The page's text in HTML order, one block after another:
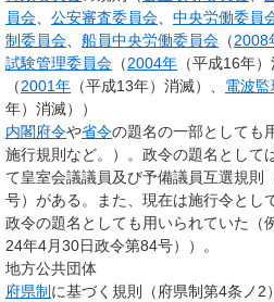
員会
公安審査委員会 中央労働委員
制委員会
船員中央労働委員会 （2008
試験管理委員会 （2004年 （平成16年）
（2001年 （平成13年）消滅）、 電波
年）消滅））
内閣府令や省令の題名の一部としても
施行規則など。）。政令の題名として
て皇室会議議員及び予備議員互選規則
号）がある。また、現在は施行令とし
政令の題名としても用いられていた（
24年4月30日政令第84号））。
地方公共団体
府県制 に基づく規則（府県制第4条ノ2